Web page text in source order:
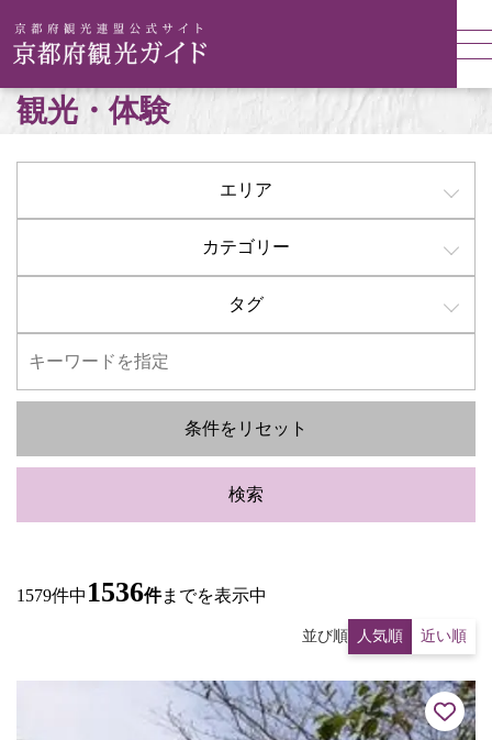
観光・体験
エリア
カテゴリー
タグ
条件をリセット
検索
1579件中 1536件までを表示中
並び順 人気順 近い順